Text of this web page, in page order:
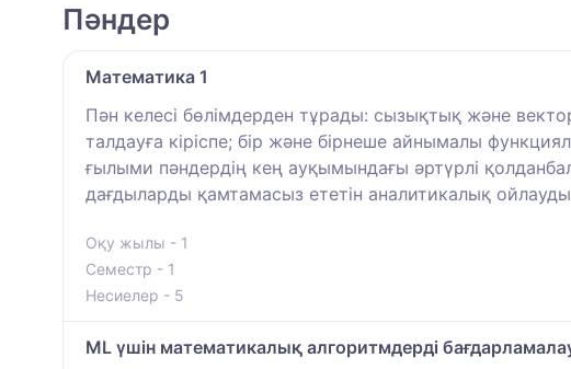
Пәндер
Математика 1
Пән келесі бөлімдерден тұрады: сызықтық және
талдауға кіріспе; бір және бірнеше айнымалы
ғылыми пәндердің кең ауқымындағы әртүрлі
дағдыларды қамтамасыз ететін аналитикалық
Оқу жылы - 1
Семестр - 1
Несиелер - 5
ML үшін математикалық алгоритмдерді бағдарламалау